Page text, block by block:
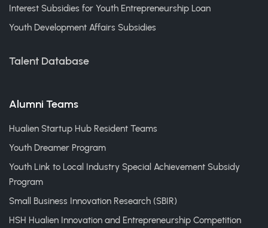
Interest Subsidies for Youth Entrepreneurship Loan
Youth Development Affairs Subsidies
Talent Database
Alumni Teams
Hualien Startup Hub Resident Teams
Youth Dreamer Program
Youth Link to Local Industry Special Achievement Subsidy
Program
Small Business Innovation Research (SBIR)
HSH Hualien Innovation and Entrepreneurship Competition